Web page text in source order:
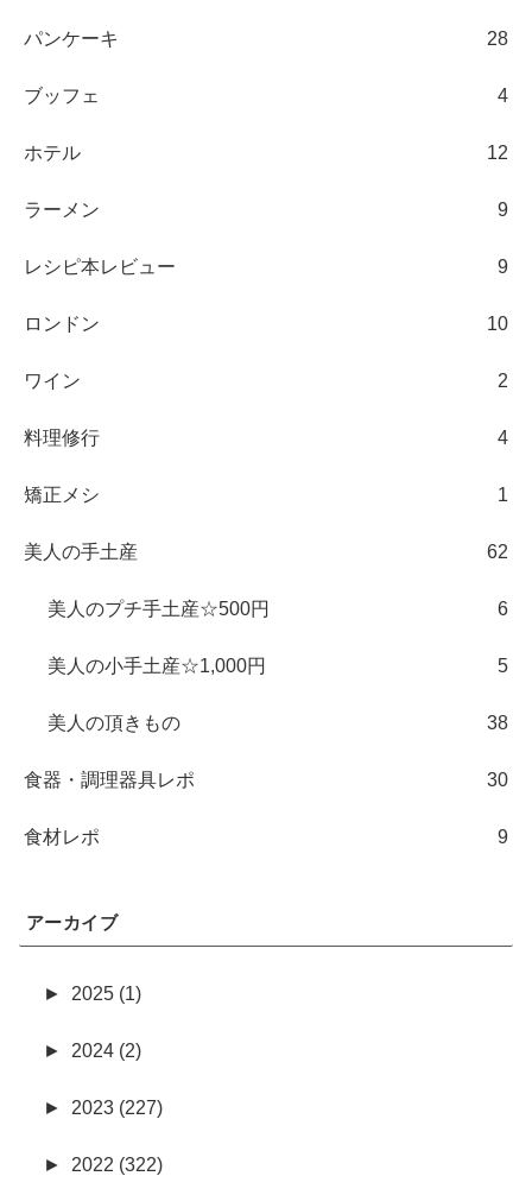
パンケーキ 28
ブッフェ 4
ホテル 12
ラーメン 9
レシピ本レビュー 9
ロンドン 10
ワイン 2
料理修行 4
矯正メシ 1
美人の手土産 62
美人のプチ手土産☆500円 6
美人の小手土産☆1,000円 5
美人の頂きもの 38
食器・調理器具レポ 30
食材レポ 9
アーカイブ
► 2025 (1)
► 2024 (2)
► 2023 (227)
► 2022 (322)